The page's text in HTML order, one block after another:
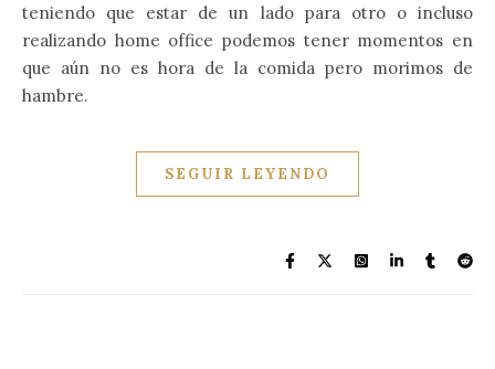
teniendo que estar de un lado para otro o incluso
realizando home office podemos tener momentos en
que aún no es hora de la comida pero morimos de
hambre.
SEGUIR LEYENDO